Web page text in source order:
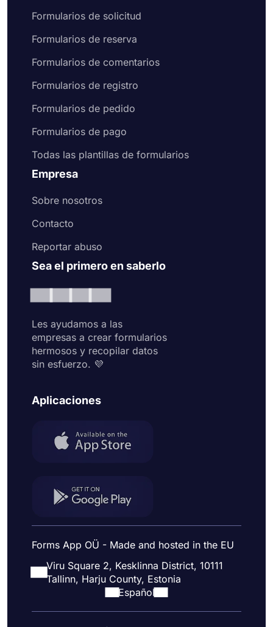
Formularios de solicitud
Formularios de reserva
Formularios de comentarios
Formularios de registro
Formularios de pedido
Formularios de pago
Todas las plantillas de formularios
Empresa
Sobre nosotros
Contacto
Reportar abuso
Sea el primero en saberlo
Les ayudamos a las
empresas a crear formularios
hermosos y recopilar datos
sin esfuerzo. 💜
Aplicaciones
Forms App OÜ - Made and hosted in the EU
Viru Square 2, Kesklinna District, 10111
Tallinn, Harju County, Estonia
Español